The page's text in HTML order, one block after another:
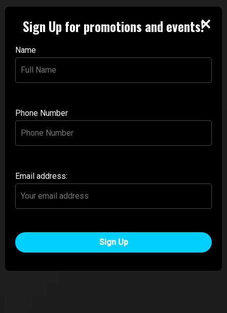
Sign Up for promotions and events!
Name
Phone Number
Email address:
✕